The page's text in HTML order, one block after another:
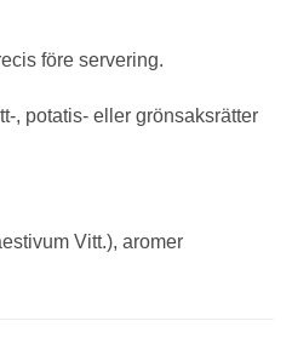
före servering.
, potatis- eller grönsaksrätter
Vitt.), aromer